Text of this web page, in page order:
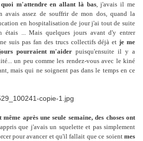
m'attendre en allant là bas, j'avais il me
avais assez de souffrir de mon dos, quand la
en hospitalisation de jour j'ai tout de suite
étais ... Mais quelques jours avant d'y entrer
suis pas fan des trucs collectifs déjà etje me
pourraient m'aider puisqu'ensuite il y a
un peu comme les rendez-vous avec le kiné
mais qui ne soignent pas dans le temps en ce
après une seule semaine, des choses ont
que j'avais un squelette et pas simplement
pour avancer et qu'il fallait que ce soient mes